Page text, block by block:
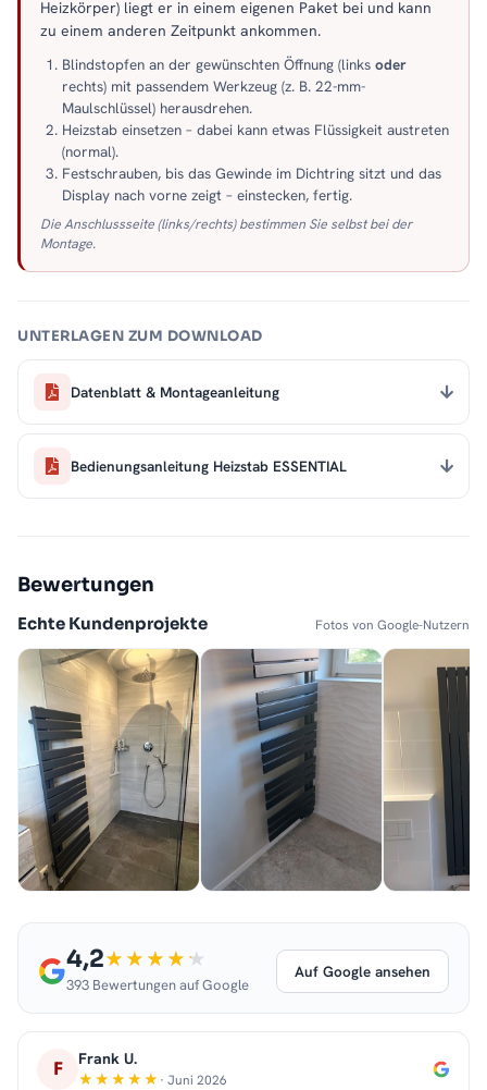
Heizkörper) liegt er in einem eigenen Paket bei und kann
zu einem anderen Zeitpunkt ankommen.
Blindstopfen an der gewünschten Öffnung (links oder
rechts) mit passendem Werkzeug (z. B. 22-mm-
Maulschlüssel) herausdrehen.
Heizstab einsetzen – dabei kann etwas Flüssigkeit austreten
(normal).
Festschrauben, bis das Gewinde im Dichtring sitzt und das
Display nach vorne zeigt – einstecken, fertig.
Die Anschlussseite (links/rechts) bestimmen Sie selbst bei der
Montage.
UNTERLAGEN ZUM DOWNLOAD
Datenblatt & Montageanleitung
Bedienungsanleitung Heizstab ESSENTIAL
Bewertungen
Echte Kundenprojekte Fotos von Google-Nutzern
4,2
393 Bewertungen auf Google
Auf Google ansehen
F Frank U.
· Juni 2026